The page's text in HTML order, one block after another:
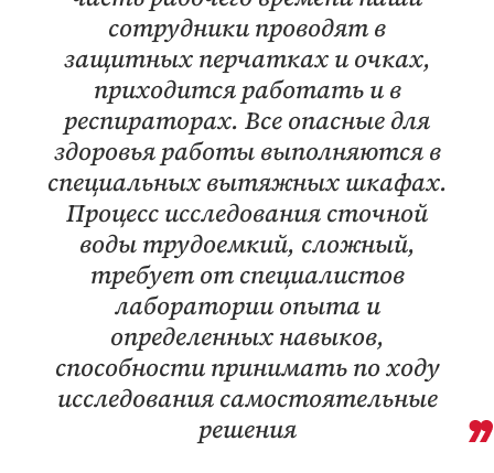
сотрудники проводят в
защитных перчатках и очках,
приходится работать и в
респираторах. Все опасные для
здоровья работы выполняются в
специальных вытяжных шкафах.
Процесс исследования сточной
воды трудоемкий, сложный,
требует от специалистов
лаборатории опыта и
определенных навыков,
способности принимать по ходу
исследования самостоятельные
решения